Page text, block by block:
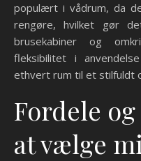
populært i vådrum, da
rengøre, hvilket gør
brusekabiner og
fleksibilitet i
ethvert rum til et stilfuldt
Fordele
at vælge